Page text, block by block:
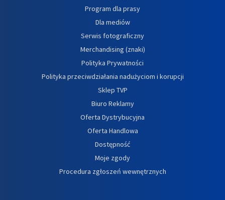
Program dla prasy
Dla mediów
Serwis fotograficzny
Merchandising (znaki)
Polityka Prywatności
Polityka przeciwdziałania nadużyciom i korupcji
Sklep TVP
Biuro Reklamy
Oferta Dystrybucyjna
Oferta Handlowa
Dostępność
Moje zgody
Procedura zgłoszeń wewnętrznych